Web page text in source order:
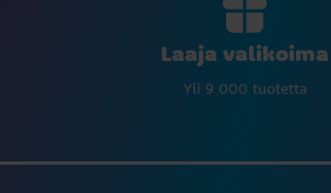
Laaja valikoima
Yli 9 000 tuotetta